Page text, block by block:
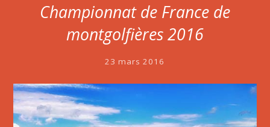
Championnat de France de
montgolfières 2016
23 mars 2016